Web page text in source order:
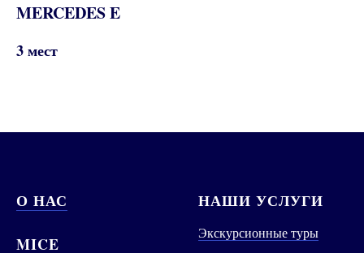
MERCEDES E
3 мест
О НАС
MICE
НАШИ УСЛУГИ
Экскурсионные туры